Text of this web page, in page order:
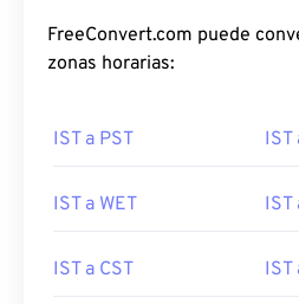
FreeConvert.com puede
zonas horarias:
IST a PST IST
IST a WET IST
IST a CST IST